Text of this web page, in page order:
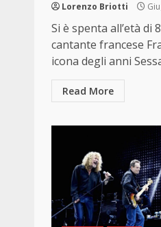
Lorenzo Briotti
Si è spenta all’età di
cantante francese
icona degli anni
Read More